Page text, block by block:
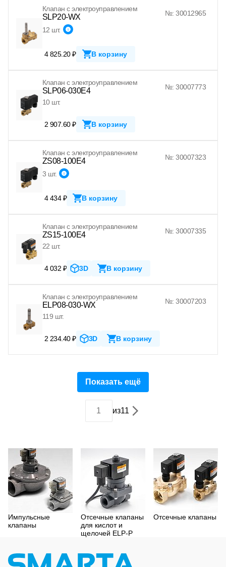
Клапан с электроуправлением
SLP20-WX №: 30012965
12 шт.
4 825.20 ₽ В корзину
Клапан с электроуправлением
SLP06-030E4
№: 30007773
10 шт.
2 907.60 ₽ В корзину
Клапан с электроуправлением
ZS08-100E4 №: 30007323
3 шт.
4 434 ₽ В корзину
Клапан с электроуправлением
ZS15-100E4
№: 30007335
22 шт.
4 032 ₽ 3D В корзину
Клапан с электроуправлением
ELP08-030-WX
№: 30007203
119 шт.
2 234.40 ₽ 3D В корзину
Показать ещё
из11
Импульсные
клапаны
Отсечные клапаны
для кислот и
щелочей ELP-P
Отсечные клапаны